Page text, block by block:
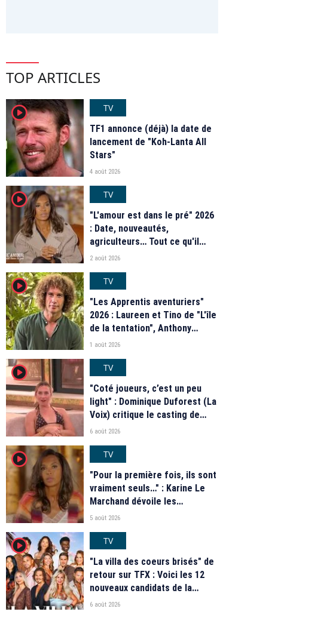
TOP ARTICLES
player2
TV
TF1 annonce (déjà) la date de
lancement de "Koh-Lanta All
Stars"
4 août 2026
player2
TV
"L'amour est dans le pré" 2026
: Date, nouveautés,
agriculteurs… Tout ce qu'il
faut savoir sur la saison 21 du
2 août 2026
player2
TV
"Les Apprentis aventuriers"
2026 : Laureen et Tino de "L'île
de la tentation", Anthony
Matéo, Jade Leboeuf... Le
de la télé-réalité de W9
1 août 2026
player2
TV
"Coté joueurs, c’est un peu
light" : Dominique Duforest (La
Voix) critique le casting de
"Secret Story" 2026
6 août 2026
player2
TV
"Pour la première fois, ils sont
vraiment seuls…" : Karine Le
Marchand dévoile les
nouveautés des speed dating
2026
5 août 2026
player2
TV
"La villa des coeurs brisés" de
retour sur TFX : Voici les 12
nouveaux candidats de la
saison 2026
6 août 2026